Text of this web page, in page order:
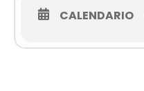
CALENDARIO